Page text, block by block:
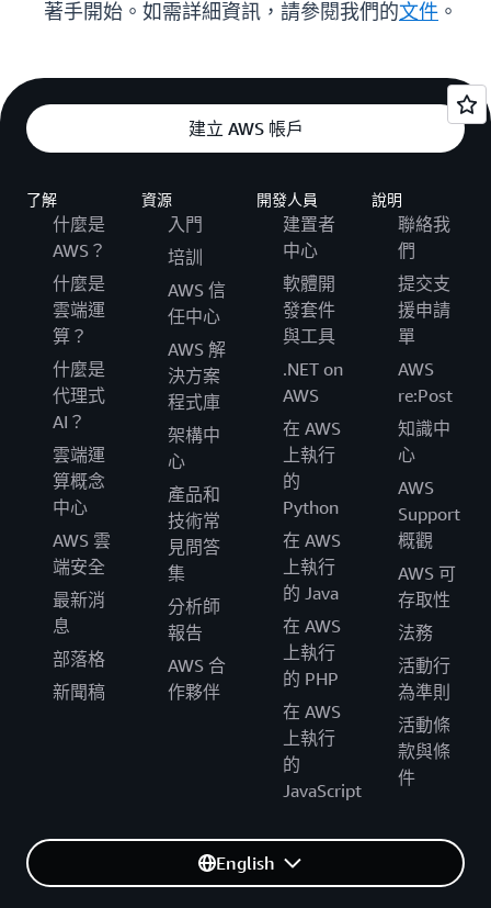
著手開始。如需詳細資訊，請參閱我們的文件 。
建立 AWS 帳戶
了解
什麼是
AWS？
什麼是
雲端運
算？
什麼是
代理式
AI？
雲端運
算概念
中心
AWS 雲
端安全
最新消
息
部落格
新聞稿
資源
入門
培訓
AWS 信
任中心
AWS 解
決方案
程式庫
架構中
心
產品和
技術常
見問答
集
分析師
報告
AWS 合
作夥伴
開發人員
建置者
中心
軟體開
發套件
與工具
.NET on
AWS
在 AWS
上執行
的
Python
在 AWS
上執行
的 Java
在 AWS
上執行
的 PHP
在 AWS
上執行
的
JavaScript
說明
聯絡我
們
提交支
援申請
單
AWS
re:Post
知識中
心
AWS
Support
概觀
AWS 可
存取性
法務
活動行
為準則
活動條
款與條
件
English